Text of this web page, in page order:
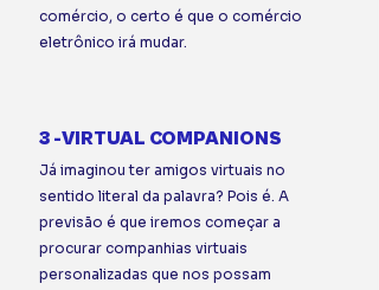
comércio, o certo é que o comércio
eletrônico irá mudar.⠀
3 -VIRTUAL COMPANIONS
Já imaginou ter amigos virtuais no
sentido literal da palavra? Pois é. A
previsão é que iremos começar a
procurar companhias virtuais
personalizadas que nos possam